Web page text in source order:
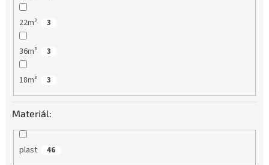
22m³ 3
36m³ 3
18m³ 3
Materiál:
plast 46